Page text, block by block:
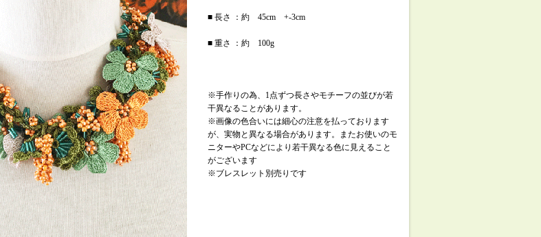
■ 長さ ：約 45cm +-3cm
■ 重さ ：約 100g
※手作りの為、1点ずつ長さやモチーフの並びが若
干異なることがあります。
※画像の色合いには細心の注意を払っております
が、実物と異なる場合があります。またお使いのモ
ニターやPCなどにより若干異なる色に見えること
がございます
※ブレスレット別売りです